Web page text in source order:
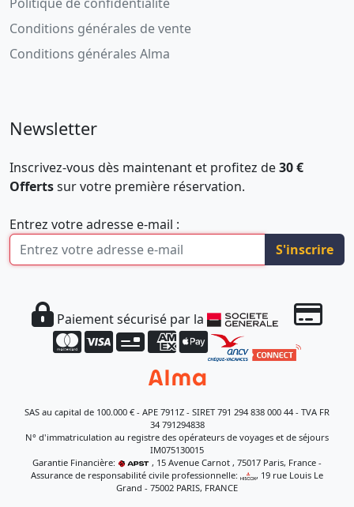
Conditions générales de vente
Conditions générales Alma
Newsletter
Inscrivez-vous dès maintenant et profitez de30 €
Offertssur votre première réservation.
Entrez votre adresse e-mail :
S'inscrire
Paiement sécurisé par la
SAS au capital de 100.000 € - APE 7911Z - SIRET 791 294 838 000 44 - TVA FR
34 791294838
N° d'immatriculation au registre des opérateurs de voyages et de séjours
IM075130015
Garantie Financière:
, 15 Avenue Carnot , 75017 Paris, France -
Assurance de responsabilité civile professionnelle:
, 19 rue Louis Le
Grand - 75002 PARIS, FRANCE